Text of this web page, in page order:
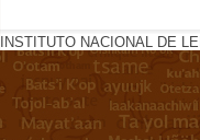
INSTITUTO NACIONAL DE